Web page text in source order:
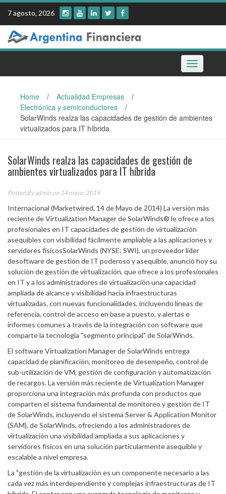
Skip
content
7 agosto, 2026
Toggle
navigation
Home / Actualidad Empresas
/
Electrónica y semiconductores
/
SolarWinds realza las capacidades de gestión de ambientes
virtualizados para IT híbrida
SolarWinds realza las capacidades de gestión de
ambientes virtualizados para IT híbrida
Posted Byadmin on 14 mayo, 2014
Internacional (Marketwired, 14 de Mayo de 2014) La versión más
reciente de Virtualization Manager de SolarWinds® le ofrece a los
profesionales en IT capacidades de gestión de virtualización
asequibles con visibilidad fácilmente ampliable a las aplicaciones y
servidores físicosSolarWinds (NYSE: SWI), un proveedor líder
desoftware de gestión de IT poderoso y asequible, anunció hoy su
solución de gestión de virtualización, que ofrece a los profesionales
en IT y a los administradores de virtualización una capacidad
ampliada de alcance y visibilidad hacia infraestructuras
virtualizadas, con nuevas funcionalidades, incluyendo líneas de
referencia, control de acceso en base a puesto, y alertas e
informes comunes a través de la integración con software que
comparte la tecnología "segmento principal" de SolarWinds.
El software Virtualization Manager de SolarWinds entrega
capacidad de planificación, monitoreo de desempeño, control de
sub-utilización de VM, gestión de configuración y automatización
de recargos. La versión más reciente de Virtualization Manager
proporciona una integración más profunda con productos que
comparten el sistema fundamental de monitoreo y gestión de IT
de SolarWinds, incluyendo el sistema Server & Application Monitor
(SAM), de SolarWinds, ofreciendo a los administradores de
virtualización una visibilidad ampliada a sus aplicaciones y
servidores físicos en una solución particularmente asequible y
escalable a nivel empresa.
La "gestión de la virtualización es un componente necesario a las
cada vez más interdependiente y complejas infraestructuras de IT